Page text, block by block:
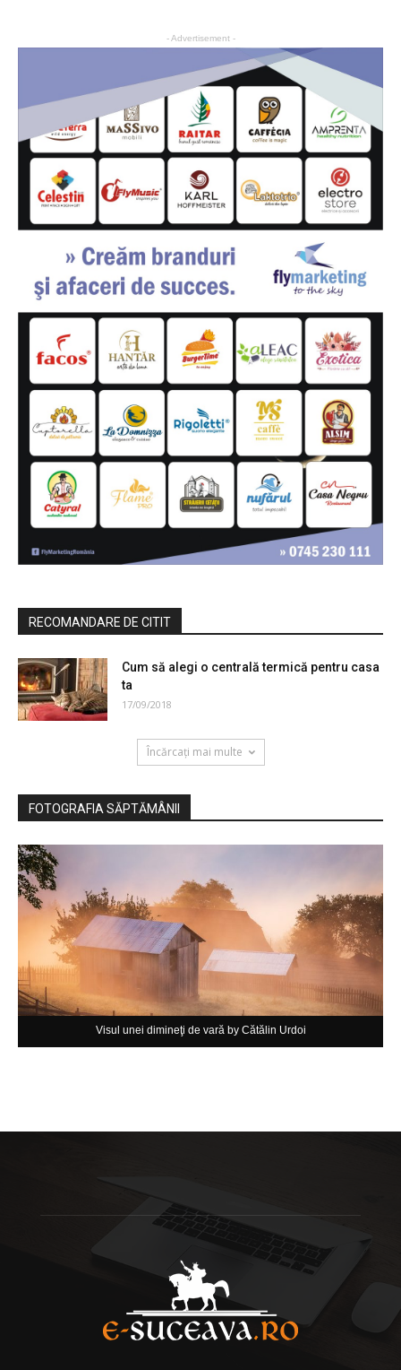
- Advertisement -
RECOMANDARE DE CITIT
Cum să alegi o centrală termică pentru casa
ta
17/09/2018
Încărcați mai multe
FOTOGRAFIA SĂPTĂMÂNII
Visul unei dimineţi de vară by Cătălin Urdoi